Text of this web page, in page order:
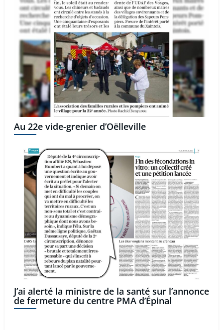
Au 22e vide-grenier d’Oëlleville
J’ai alerté la ministre de la santé sur l’annonce
de fermeture du centre PMA d’Épinal